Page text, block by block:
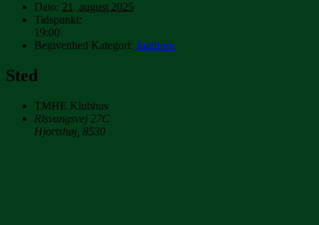
Dato: 21. august 2025
Tidspunkt:
19:00
Begivenhed Kategori: Jagthorn
Sted
TMHE Klubhus
Risvangsvej 27C
Hjortshøj 8530